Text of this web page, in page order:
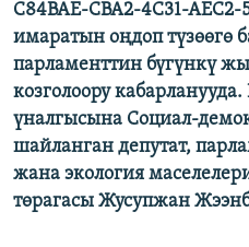
C84BAE-CBA2-4C31-AEC2-
имаратын оңдоп түзөөгө
парламенттин бүгүнкү
козголоору
үналгысына Социал-
шайланган депутат,
жана экология
төрагасы Жусупжан